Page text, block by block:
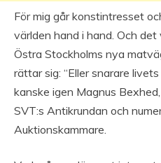
För mig går konstintresset
världen hand i hand. Och
Östra Stockholms nya
rättar sig: “Eller snarare
kanske igen Magnus
SVT:s Antikrundan och
Auktionskammare.